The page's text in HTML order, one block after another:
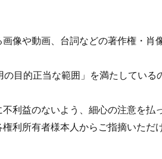
像や動画、台詞などの著作権・肖
目的正当な範囲」を満たしている
利益のないよう、細心の注意を払
利所有者様本人からご指摘いただ